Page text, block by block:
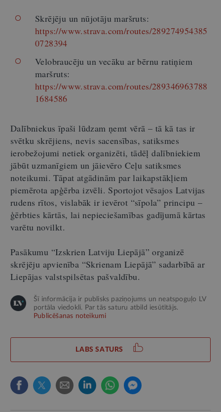
Skrējēju un nūjotāju maršruts:
https://www.strava.com/routes/289274954385
0728394
Velobraucēju un vecāku ar bērnu ratiņiem
maršruts:
https://www.strava.com/routes/289346963788
1684586
Dalībniekus īpaši lūdzam ņemt vērā – tā kā tas ir
svētku skrējiens, nevis sacensības, satiksmes
ierobežojumi netiek organizēti, tādēļ dalībniekiem
jābūt uzmanīgiem un jāievēro Ceļu satiksmes
noteikumi. Tāpat atgādinām par laikapstākļiem
piemērota apģērba izvēli. Sportojot vēsajos Latvijas
rudens rītos, vislabāk ir ievērot “sīpola” principu –
ģērbties kārtās, lai nepieciešamības gadījumā kārtas
varētu novilkt.
Pasākumu “Izskrien Latviju Liepājā” organizē
skrējēju apvienība “Skrienam Liepājā” sadarbībā ar
Liepājas valstspilsētas pašvaldību.
Šī informācija ir publisks paziņojums un neatspoguļo LV
portāla viedokli. Par tās saturu atbild iesūtītājs.
Publicēšanas noteikumi
LABS SATURS